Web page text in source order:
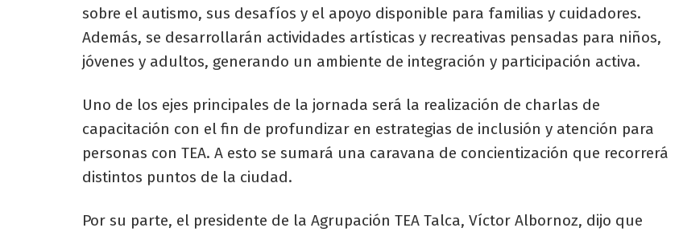
sobre el autismo, sus desafíos y el apoyo disponible para familias y cuidadores.
Además, se desarrollarán actividades artísticas y recreativas pensadas para niños,
jóvenes y adultos, generando un ambiente de integración y participación activa.
Uno de los ejes principales de la jornada será la realización de charlas de
capacitación con el fin de profundizar en estrategias de inclusión y atención para
personas con TEA. A esto se sumará una caravana de concientización que recorrerá
distintos puntos de la ciudad.
Por su parte, el presidente de la Agrupación TEA Talca, Víctor Albornoz, dijo que